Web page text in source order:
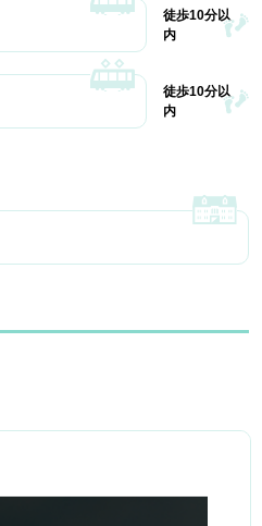
徒歩10分以
内
徒歩10分以
内